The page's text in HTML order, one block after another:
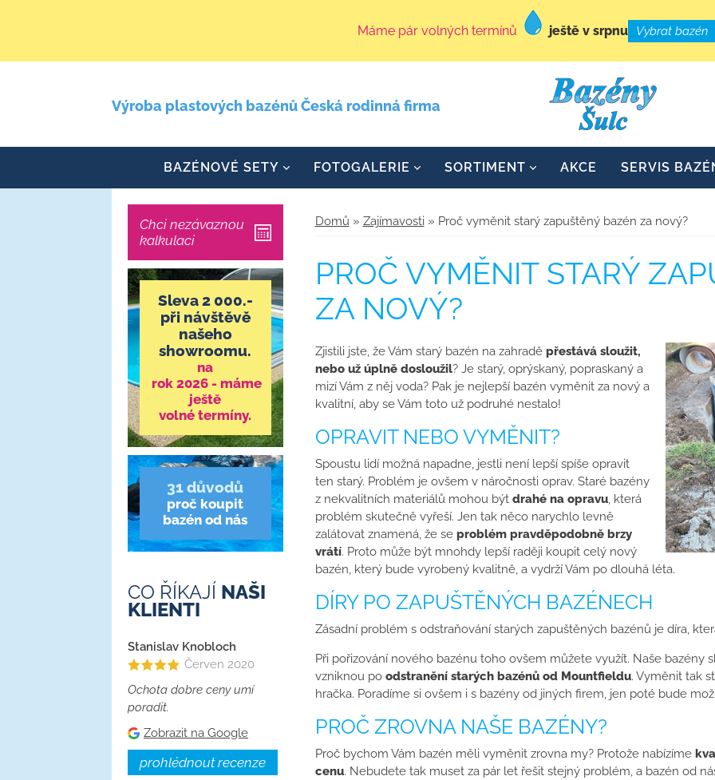
Máme pár volných termínů ještě v srpnu Vybrat bazén
Výroba plastových bazénůČeská rodinná firma
BAZÉNOVÉ SETY FOTOGALERIE SORTIMENT AKCE SERVIS
Domů » Zajímavosti» Proč vyměnit starý zapuštěný bazén za nový?
PROČ VYMĚNIT STARÝ
ZA NOVÝ?
Zjistili jste, že Vám starý bazén na zahradě přestává sloužit,
nebo už úplně dosloužil? Je starý, oprýskaný, popraskaný a
mizí Vám z něj voda? Pak je nejlepší bazén vyměnit za nový a
kvalitní, aby se Vám toto už podruhé nestalo!
OPRAVIT NEBO VYMĚNIT?
Spoustu lidí možná napadne, jestli není lepší spíše opravit
ten starý. Problém je ovšem v náročnosti oprav. Staré bazény
z nekvalitních materiálů mohou být drahé na opravu, která
problém skutečně vyřeší. Jen tak něco narychlo levně
zalátovat znamená, že se problém pravděpodobně brzy
vrátí. Proto může být mnohdy lepší raději koupit celý nový
bazén, který bude vyrobený kvalitně, a vydrží Vám po dlouhá léta.
DÍRY PO ZAPUŠTĚNÝCH BAZÉNECH
Zásadní problém s odstraňování starých zapuštěných bazénů je díra,
Při pořizování nového bazénu toho ovšem můžete využít. Naše bazény
vzniknou poodstranění starých bazénů od Mountfieldu. Vyměnit tak
hračka. Poradíme si ovšem i s bazény od jiných firem, jen poté bude
PROČ ZROVNA NAŠE BAZÉNY?
Proč bychom Vám bazén měli vyměnit zrovna my? Protože nabízíme
cenu. Nebudete tak muset za pár let řešit stejný problém, a bazén od
Chci nezávaznou
kalkulaci
Sleva 2 000.-
při návštěvě
našeho
showroomu.
na
rok 2026 - máme
ještě
volné termíny.
31 důvodů
proč koupit
bazén od nás
CO ŘÍKAJÍ NAŠI
KLIENTI
Stanislav Knobloch
Červen 2020
Ochota dobre ceny umí
poradit.
Zobrazit na Google
prohlédnout recenze